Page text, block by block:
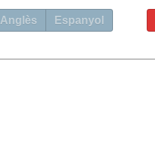
Anglès Espanyol